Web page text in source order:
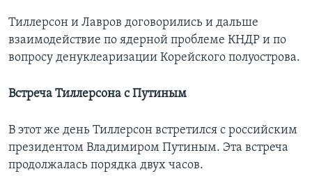
Тиллерсон и Лавров договорились и дальше
взаимодействие по ядерной проблеме КНДР и по
вопросу денуклеаризации Корейского полуострова.
Встреча Тиллерсона с Путиным
В этот же день Тиллерсон встретился с российским
президентом Владимиром Путиным. Эта встреча
продолжалась порядка двух часов.